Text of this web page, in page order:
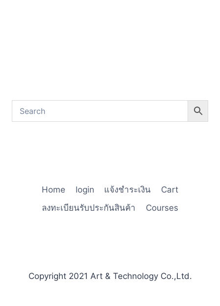
Home login แจ้งชำระเงิน
Cart
ลงทะเบียนรับประกันสินค้า
Courses
Copyright 2021 Art & Technology Co.,Ltd.